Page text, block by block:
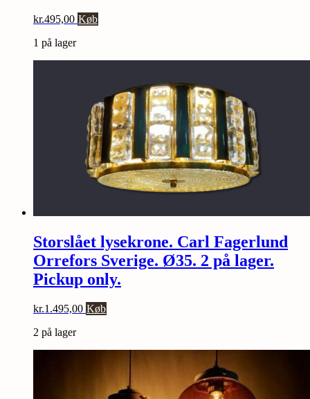
kr.495,00 Køb
1 på lager
Storslået lysekrone. Carl Fagerlund
Orrefors Sverige. Ø35. 2 på lager.
Pickup only.
kr.1.495,00 Køb
2 på lager